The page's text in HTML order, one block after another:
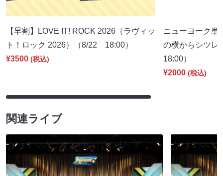
【早割】LOVE IT! ROCK 2026（ラヴィッ
ト！ロック 2026）（8/22 18:00）
¥3500 (税込)
ニューヨーク単
の横からシツ
18:00）
¥2000 (税込)
関連ライブ